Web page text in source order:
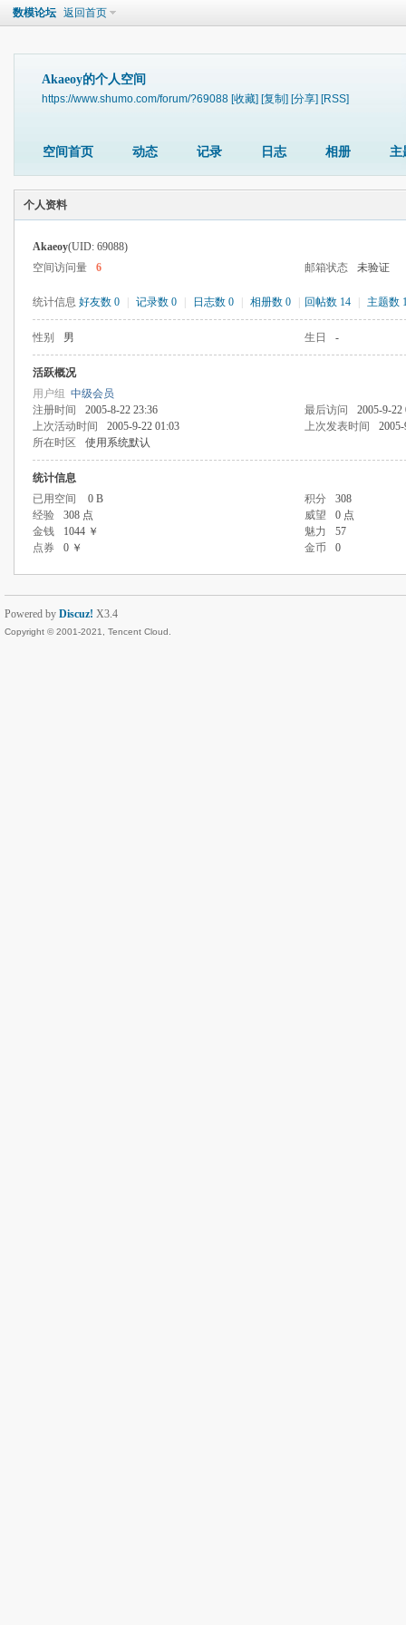
数模论坛 返回首页
Akaeoy的个人空间
https://www.shumo.com/forum/?69088 [收藏] [复制] [分享] [RSS]
空间首页 动态 记录 日志 相册 主
个人资料
Akaeoy(UID: 69088)
空间访问量
6 邮箱状态 未验证
统计信息 好友数 0 记录数 0 日志数 0 相册数 0 回帖数 14 主题数
性别 男 生日 -
活跃概况
用户组 中级会员
注册时间
2005-8-22 23:36 最后访问
2005-9-22
上次活动时间
2005-9-22 01:03 上次发表时间
所在时区
使用系统默认
统计信息
已用空间
0 B 积分
308
经验
308 点 威望
0 点
金钱
1044 ￥ 魅力
57
点券
0 ￥ 金币 0
Powered by Discuz! X3.4
Copyright © 2001-2021, Tencent Cloud.